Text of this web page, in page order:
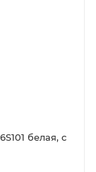
белая, с